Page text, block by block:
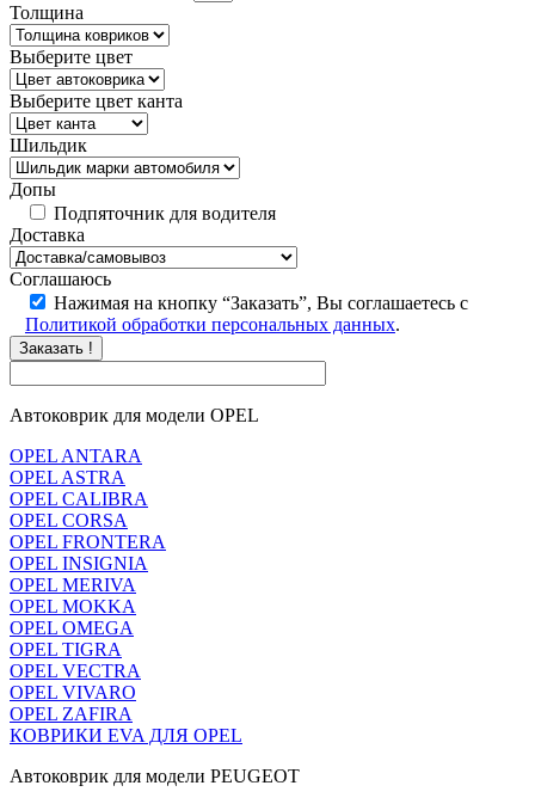
Толщина
Выберите цвет
Выберите цвет канта
Шильдик
Допы
Подпяточник для водителя
Доставка
Соглашаюсь
Нажимая на кнопку “Заказать”, Вы соглашаетесь с
Политикой обработки персональных данных.
Заказать !
Автоковрик для модели OPEL
OPEL ANTARA
OPEL ASTRA
OPEL CALIBRA
OPEL CORSA
OPEL FRONTERA
OPEL INSIGNIA
OPEL MERIVA
OPEL MOKKA
OPEL OMEGA
OPEL TIGRA
OPEL VECTRA
OPEL VIVARO
OPEL ZAFIRA
КОВРИКИ EVA ДЛЯ OPEL
Автоковрик для модели PEUGEOT